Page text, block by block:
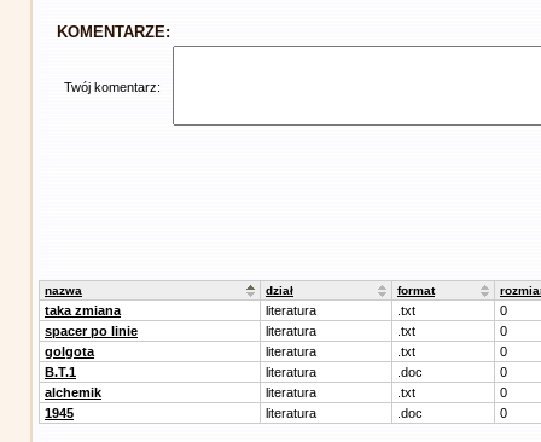
KOMENTARZE:
Twój komentarz:
nazwa dział format
taka zmiana literatura .txt
0
spacer po linie
literatura .txt
0
golgota
literatura .txt
0
B.T.1
literatura .doc
0
alchemik
literatura .txt
0
1945
literatura .doc 0